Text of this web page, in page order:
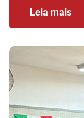
Leia mais